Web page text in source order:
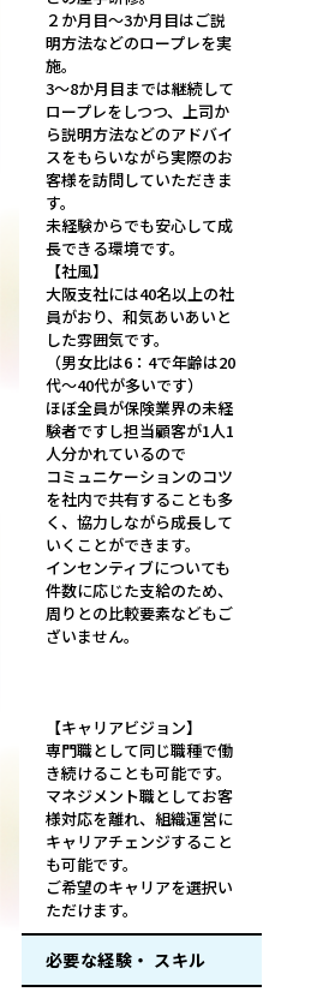
２か月目～3か月目はご説
明方法などのロープレを実
施。
3～8か月目までは継続して
ロープレをしつつ、上司か
ら説明方法などのアドバイ
スをもらいながら実際のお
客様を訪問していただきま
す。
未経験からでも安心して成
長できる環境です。
【社風】
大阪支社には40名以上の社
員がおり、和気あいあいと
した雰囲気です。
（男女比は6：4で年齢は20
代～40代が多いです）
ほぼ全員が保険業界の未経
験者ですし担当顧客が1人1
人分かれているので
コミュニケーションのコツ
を社内で共有することも多
く、協力しながら成長して
いくことができます。
インセンティブについても
件数に応じた支給のため、
周りとの比較要素などもご
ざいません。
【キャリアビジョン】
専門職として同じ職種で働
き続けることも可能です。
マネジメント職としてお客
様対応を離れ、組織運営に
キャリアチェンジすること
も可能です。
ご希望のキャリアを選択い
ただけます。
必要な経験・ スキル